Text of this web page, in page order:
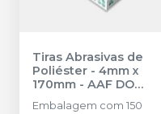
Tiras Abrasivas de
Poliéster - 4mm x
170mm - AAF DO
BRASIL
Embalagem com 150